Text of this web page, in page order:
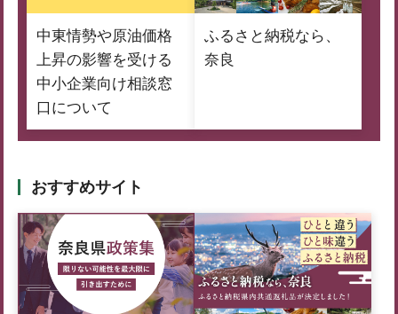
中東情勢や原油価格
上昇の影響を受ける
中小企業向け相談窓
口について
ふるさと納税なら、
奈良
おすすめサイト